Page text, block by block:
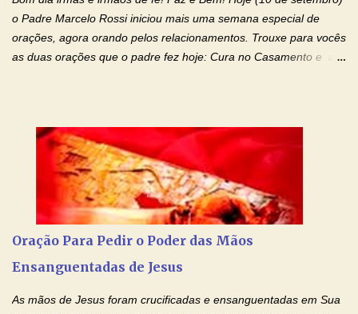
os laços...
o Padre Marcelo Rossi iniciou mais uma semana especial de
orações, agora orando pelos relacionamentos. Trouxe para vocês
as duas orações que o padre fez hoje: Cura no Casamento e a
com o Momento de Fé. Que Deus abençoe e que todo
relacionamento seja fortalecido e curado no amor Ágape de
Jesus. Adriana-Devoção e Fé Mensagem do Padre Marcelo Rossi
em seu Facebook: Amados, iniciamos uma semana para orar
pelos relacionamentos. Diz a Bíblia sagrada: "O amor é paciente,
o amor é prestativo; não é invejoso, não se ostenta, não se incha
de orgulho. Nada faz de inconveniente, não procura o seu próprio
interesse, não se irrita, não guarda rancor. Não se alegra com a
Oração Para Pedir o Poder das Mãos
Ensanguentadas de Jesus
As mãos de Jesus foram crucificadas e ensanguentadas em Sua